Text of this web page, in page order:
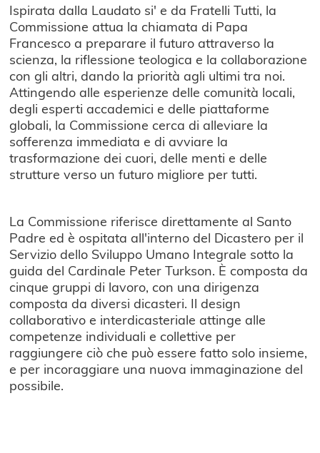
Ispirata dalla Laudato si' e da Fratelli Tutti, la
Commissione attua la chiamata di Papa
Francesco a preparare il futuro attraverso la
scienza, la riflessione teologica e la collaborazione
con gli altri, dando la priorità agli ultimi tra noi.
Attingendo alle esperienze delle comunità locali,
degli esperti accademici e delle piattaforme
globali, la Commissione cerca di alleviare la
sofferenza immediata e di avviare la
trasformazione dei cuori, delle menti e delle
strutture verso un futuro migliore per tutti.
La Commissione riferisce direttamente al Santo
Padre ed è ospitata all'interno del Dicastero per il
Servizio dello Sviluppo Umano Integrale sotto la
guida del Cardinale Peter Turkson. È composta da
cinque gruppi di lavoro, con una dirigenza
composta da diversi dicasteri. Il design
collaborativo e interdicasteriale attinge alle
competenze individuali e collettive per
raggiungere ciò che può essere fatto solo insieme,
e per incoraggiare una nuova immaginazione del
possibile.